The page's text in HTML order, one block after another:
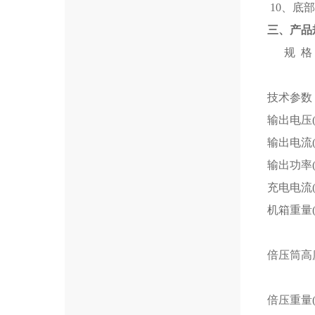
10、底
三、产
规 格
技术参数
输出电压
输出电流
输出功率
充电电流
机箱重量
倍压筒高
倍压重量